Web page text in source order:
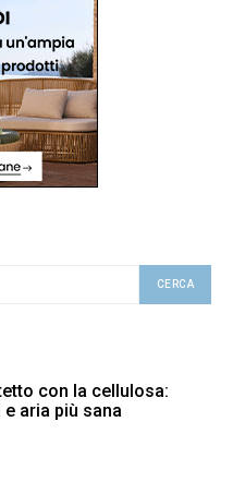
CERCA
con la cellulosa:
aria più sana